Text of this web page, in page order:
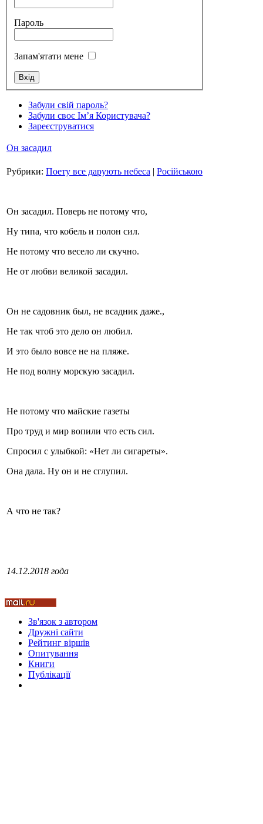
Стамбул 2010
Пароль
Запам'ятати мене
Забули свій пароль?
Забули своє Ім’я Користувача?
Зареєструватися
Он засадил
Рубрики: Поету все дарують небеса | Російською
Он засадил. Поверь не потому что,
Ну типа, что кобель и полон сил.
Не потому что весело ли скучно.
Не от любви великой засадил.
Он не садовник был, не всадник даже.,
Не так чтоб это дело он любил.
И это было вовсе не на пляже.
Не под волну морскую засадил.
Не потому что майские газеты
Про труд и мир вопили что есть сил.
Спросил с улыбкой: «Нет ли сигареты».
Она дала. Ну он и не сглупил.
А что не так?
14.12.2018 года
Зв'язок з автором
Дружні cайти
Рейтинг віршів
Опитування
Книги
Публікації